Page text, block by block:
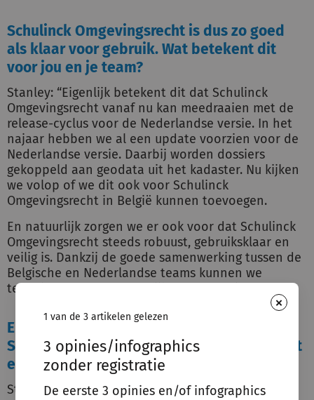
×
1 van de 3 artikelen gelezen
3 opinies/infographics
zonder registratie
De eerste 3 opinies en/of infographics
Schulinck Omgevingsrecht is dus zo goed
als klaar voor gebruik. Wat betekent dit
voor jou en je team?
Stanley: “Eigenlijk betekent dit dat Schulinck
Omgevingsrecht vanaf nu kan meedraaien met de
release-cyclus voor de Nederlandse versie. In het
najaar hebben we al een update voorzien voor de
Nederlandse versie. Daarbij worden dossiers
gekoppeld aan geodata uit het kadaster. Nu kijken
we volop of we dit ook voor Schulinck
Omgevingsrecht in België kunnen toevoegen.
En natuurlijk zorgen we er ook voor dat Schulinck
Omgevingsrecht steeds robuust, gebruiksklaar en
veilig is. Dankzij de goede samenwerking tussen de
Belgische en Nederlandse teams kunnen we
technisch het best mogelijke product bieden.”
En ook inhoudelijk verwacht iedereen dat
Schulinck het beste product kan bieden dat
er in deze markt te verkrijgen is?
Stanley: “Klopt. Op basis van ons marktaandeel in